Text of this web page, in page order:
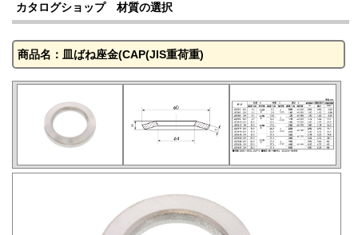
カタログショップ 材質の選択
商品名：皿ばね座金(CAP(JIS重荷重)